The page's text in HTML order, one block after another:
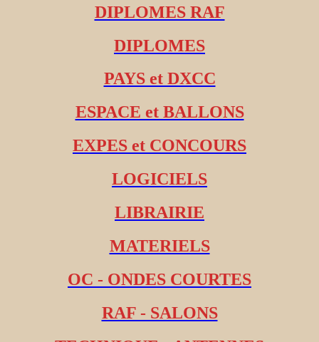
DIPLOMES RAF
DIPLOMES
PAYS et DXCC
ESPACE et BALLONS
EXPES et CONCOURS
LOGICIELS
LIBRAIRIE
MATERIELS
OC - ONDES COURTES
RAF - SALONS